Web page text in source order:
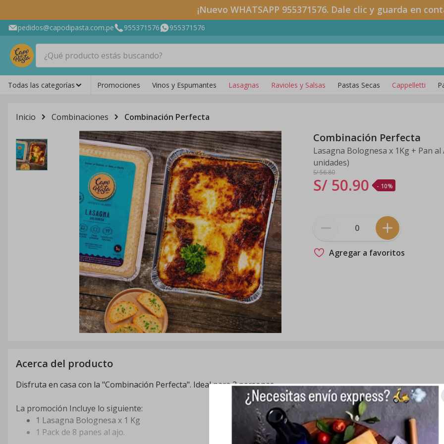
¡Nuevo WHATSAPP 955371576. Dale clic y guarda en
pedidos@capodipasta.com.pe 955371576 955371576
Todas las categorías Promociones Vinos y Espumantes Lasagnas Ravioles y Salsas Pastas Secas Cappelletti
Inicio Combinaciones Combinación Perfecta
Combinación Perfecta
Lasagna Bolognesa x 1Kg + Pan al
unidades)
S/ 56.80
S/ 50.90 - 10%
Agregar a favoritos
Acerca del producto
Disfruta en casa con la "Combinación Perfecta". Ideal para 3 personas.
La promoción Incluye lo siguiente:
1 Lasagna Bolognesa x 1 Kg
1 Pack de 8 panes al ajo.